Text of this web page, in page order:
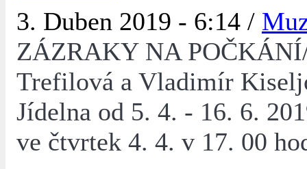
3. Duben 2019 - 6:14 /
ZÁZRAKY NA
Trefilová a Vladimír
Jídelna od 5. 4. - 16. 6.
ve čtvrtek 4. 4. v 17. 00